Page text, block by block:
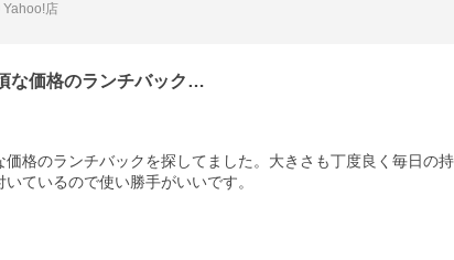
Yahoo!店
な価格のランチバック…
格のランチバックを探してました。大きさも丁度良く毎日の
ているので使い勝手がいいです。